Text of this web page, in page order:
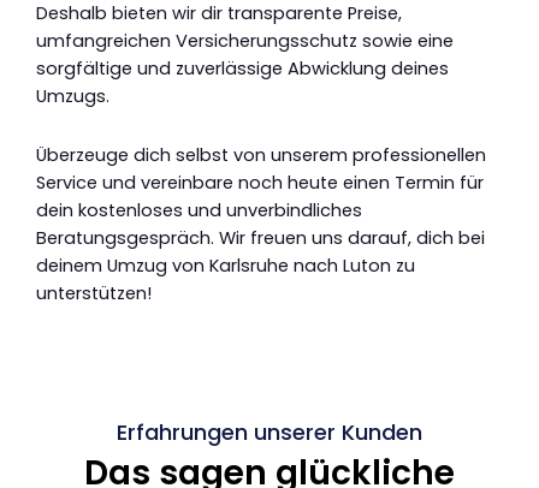
Deshalb bieten wir dir transparente Preise,
umfangreichen Versicherungsschutz sowie eine
sorgfältige und zuverlässige Abwicklung deines
Umzugs.
Überzeuge dich selbst von unserem professionellen
Service und vereinbare noch heute einen Termin für
dein kostenloses und unverbindliches
Beratungsgespräch. Wir freuen uns darauf, dich bei
deinem Umzug von Karlsruhe nach Luton zu
unterstützen!
Erfahrungen unserer Kunden
Das sagen glückliche